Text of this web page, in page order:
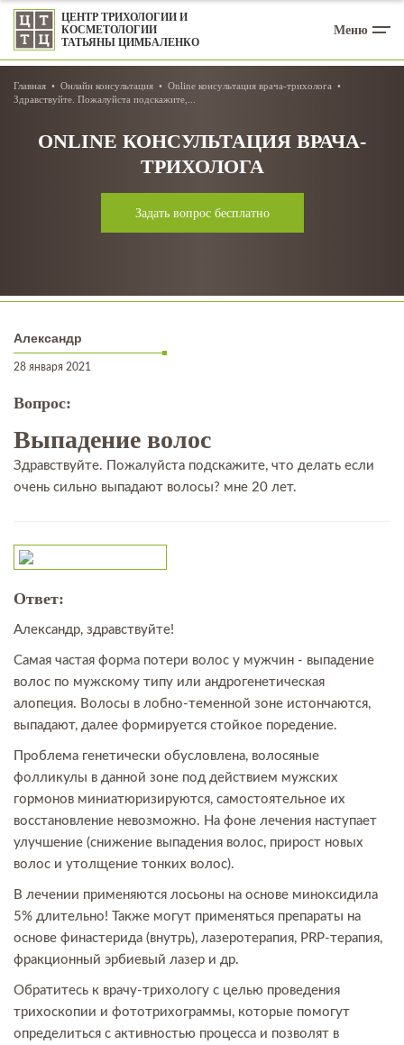
ЦЕНТР ТРИХОЛОГИИ И
КОСМЕТОЛОГИИ
ТАТЬЯНЫ ЦИМБАЛЕНКО
Меню
Главная Онлайн консультация
Online консультация врача-трихолога
Здравствуйте. Пожалуйста подскажите,...
ONLINE КОНСУЛЬТАЦИЯ ВРАЧА-
ТРИХОЛОГА
Задать вопрос бесплатно
Александр
28 января 2021
Вопрос:
Выпадение волос
Здравствуйте. Пожалуйста подскажите, что делать если
очень сильно выпадают волосы? мне 20 лет.
Ответ:
Александр, здравствуйте!
Самая частая форма потери волос у мужчин - выпадение
волос по мужскому типу или андрогенетическая
алопеция. Волосы в лобно-теменной зоне истончаются,
выпадают, далее формируется стойкое поредение.
Проблема генетически обусловлена, волосяные
фолликулы в данной зоне под действием мужских
гормонов миниатюризируются, самостоятельное их
восстановление невозможно. На фоне лечения наступает
улучшение (снижение выпадения волос, прирост новых
волос и утолщение тонких волос).
В лечении применяются лосьоны на основе миноксидила
5% длительно! Также могут применяться препараты на
основе финастерида (внутрь), лазеротерапия, PRP-терапия,
фракционный эрбиевый лазер и др.
Обратитесь к врачу-трихологу с целью проведения
трихоскопии и фототрихограммы, которые помогут
определиться с активностью процесса и позволят в